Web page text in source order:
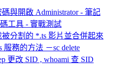
與開啟 Administrator - 筆記
工具 - 實戰測試
分割的 *.ts 影片並合併起來
服務的方法 －sc delete
更改 SID , whoami 查 SID